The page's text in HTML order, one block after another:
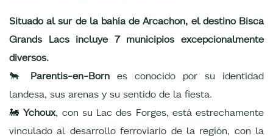
Situado al sur de la bahía de Arcachon, el destino Bisca
Grands Lacs incluye 7 municipios excepcionalmente
diversos.
🐂 Parentis-en-Born es conocido por su identidad
landesa, sus arenas y su sentido de la fiesta.
🚂Ychoux, con su Lac des Forges, está estrechamente
vinculado al desarrollo ferroviario de la región, con la